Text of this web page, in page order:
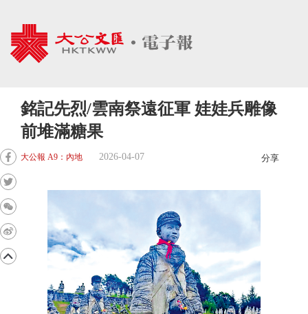
銘記先烈/雲南祭遠征軍 娃娃兵雕像
前堆滿糖果
大公報 A9：內地 2026-04-07 分享